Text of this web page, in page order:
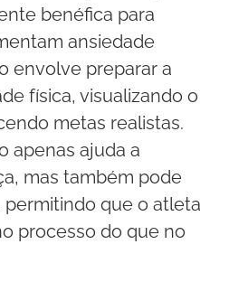
benéfica para
ansiedade
envolve preparar a
física, visualizando o
metas realistas.
apenas ajuda a
mas também pode
permitindo que o atleta
processo do que no